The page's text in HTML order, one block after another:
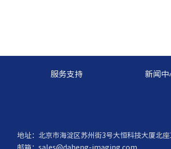
服务支持 新闻中
地址：北京市海淀区苏州街3号大恒科技大厦北